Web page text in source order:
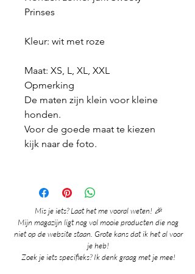
Prinses
Kleur: wit met roze
Maat: XS, L, XL, XXL
Opmerking
De maten zijn klein voor kleine
honden.
Voor de goede maat te kiezen
kijk naar de foto.
Mis je iets? Laat het me vooral weten! 🎉
Mijn magazijn ligt nog vol mooie producten die nog
niet op de website staan. Grote kans dat ik het al voor
je heb!
Zoek je iets specifieks? Ik denk graag met je mee!